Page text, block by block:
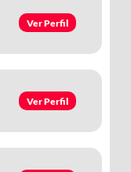
Ver Perfil
Ver Perfil